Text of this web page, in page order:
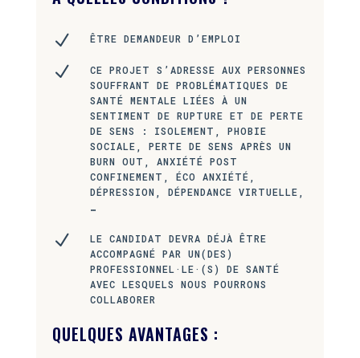
N ÊTRE DEMANDEUR D’EMPLOI
N
CE PROJET S’ADRESSE AUX PERSONNES
SOUFFRANT DE PROBLÉMATIQUES DE
SANTÉ MENTALE LIÉES À UN
SENTIMENT DE RUPTURE ET DE PERTE
DE SENS : ISOLEMENT, PHOBIE
SOCIALE, PERTE DE SENS APRÈS UN
BURN OUT, ANXIÉTÉ POST
CONFINEMENT, ÉCO ANXIÉTÉ,
DÉPRESSION, DÉPENDANCE VIRTUELLE,
…
N
LE CANDIDAT DEVRA DÉJÀ ÊTRE
ACCOMPAGNÉ PAR UN(DES)
PROFESSIONNEL·LE·(S) DE SANTÉ
AVEC LESQUELS NOUS POURRONS
COLLABORER
QUELQUES AVANTAGES :